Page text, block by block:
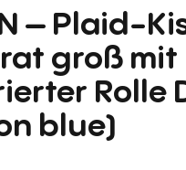
– Plaid-
groß mit
Rolle
blue)